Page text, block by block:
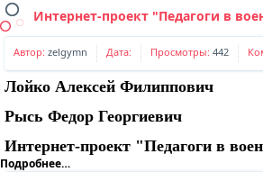
Комментариев:
"Понять и помочь"
Комментариев:0
Графики работы специалистов
Интернет-проект "Педагоги в
Автор: zelgymn Дата: Просмотры: 442
Лойко Алексей Филиппович
Рысь Федор Георгиевич
Интернет-проект "Педагоги в
Подробнее…